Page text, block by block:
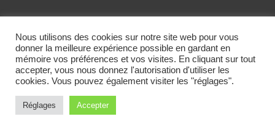
Mentions légales
Nous utilisons des cookies sur notre site web pour vous
donner la meilleure expérience possible en gardant en
mémoire vos préférences et vos visites. En cliquant sur tout
accepter, vous nous donnez l'autorisation d'utiliser les
cookies. Vous pouvez également visiter les "réglages".
Réglages Accepter